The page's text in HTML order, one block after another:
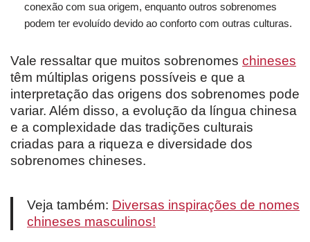
conexão com sua origem, enquanto outros sobrenomes
podem ter evoluído devido ao conforto com outras culturas.
Vale ressaltar que muitos sobrenomes chineses
têm múltiplas origens possíveis e que a
interpretação das origens dos sobrenomes pode
variar. Além disso, a evolução da língua chinesa
e a complexidade das tradições culturais
criadas para a riqueza e diversidade dos
sobrenomes chineses.
Veja também: Diversas inspirações de nomes
chineses masculinos!